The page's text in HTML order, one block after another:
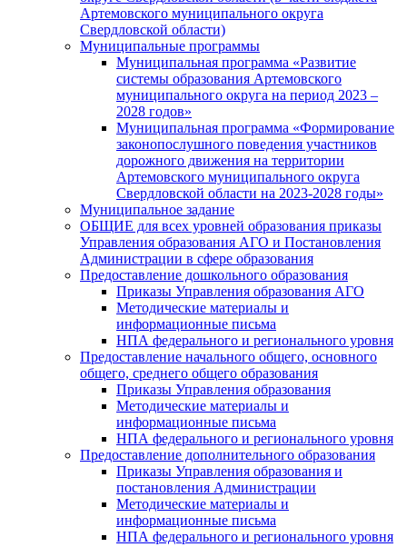
Артемовского муниципального округа
Свердловской области)
Муниципальные программы
Муниципальная программа «Развитие
системы образования Артемовского
муниципального округа на период 2023 –
2028 годов»
Муниципальная программа «Формирование
законопослушного поведения участников
дорожного движения на территории
Артемовского муниципального округа
Свердловской области на 2023-2028 годы»
Муниципальное задание
ОБЩИЕ для всех уровней образования приказы
Управления образования АГО и Постановления
Администрации в сфере образования
Предоставление дошкольного образования
Приказы Управления образования АГО
Методические материалы и
информационные письма
НПА федерального и регионального уровня
Предоставление начального общего, основного
общего, среднего общего образования
Приказы Управления образования
Методические материалы и
информационные письма
НПА федерального и регионального уровня
Предоставление дополнительного образования
Приказы Управления образования и
постановления Администрации
Методические материалы и
информационные письма
НПА федерального и регионального уровня